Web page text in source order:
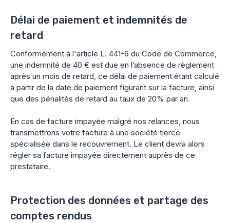
Délai de paiement et indemnités de
retard
Conformément à l'article L. 441-6 du Code de Commerce,
une indemnité de 40 € est due en l’absence de règlement
après un mois de retard, ce délai de paiement étant calculé
à partir de la date de paiement figurant sur la facture, ainsi
que des pénalités de retard au taux de 20% par an.
En cas de facture impayée malgré nos relances, nous
transmettrons votre facture à une société tierce
spécialisée dans le recouvrement. Le client devra alors
régler sa facture impayée directement auprès de ce
prestataire.
Protection des données et partage des
comptes rendus